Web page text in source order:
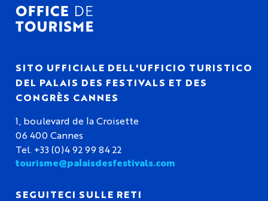
SITO UFFICIALE DELL'UFFICIO TURISTICO
DEL PALAIS DES FESTIVALS ET DES
CONGRÈS CANNES
1, boulevard de la Croisette
06 400 Cannes
Tel. +33 (0)4 92 99 84 22
tourisme@palaisdesfestivals.com
SEGUITECI SULLE RETI